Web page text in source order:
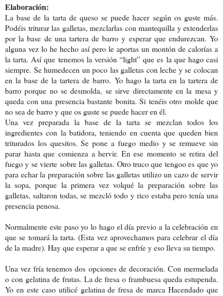
Elaboración:
La base de la tarta de queso se puede hacer según os guste más.
Podéis triturar las galletas, mezclarlas con mantequilla y extenderlas
por la base de una tartera de barro y esperar que endurezcan. Yo
alguna vez lo he hecho así pero le aportas un montón de calorías a
la tarta. Así que tenemos la versión “light” que es la que hago casi
siempre. Se humedecen un poco las galletas con leche y se colocan
en la base de la tartera de barro. Yo hago la tarta en la tartera de
barro porque no se desmolda, se sirve directamente en la mesa y
queda con una presencia bastante bonita. Si tenéis otro molde que
no sea de barro y que os guste se puede hacer en él.
Una vez preparada la base de la tarta se mezclan todos los
ingredientes con la batidora, teniendo en cuenta que queden bien
triturados los quesitos. Se pone a fuego medio y se remueve sin
parar hasta que comienza a hervir. En ese momento se retira del
fuego y se vierte sobre las galletas. Otro truco que tengoo es que yo
para echar la preparación sobre las galletas utilizo un cazo de servir
la sopa, porque la primera vez volqué la preparación sobre las
galletas, saltaron todas, se mezcló todo y rico estaba pero tenía una
presencia penosa.
Normalmente este paso yo lo hago el día previo a la celebración en
que se tomará la tarta. (Esta vez aprovechamos para celebrar el día
de la madre). Hay que esperar a que se enfríe y eso lleva su tiempo.
Una vez fría tenemos dos opciones de decoración. Con mermelada
o con gelatina de frutas. La de fresa o frambuesa queda estupenda.
Yo en este caso utilicé gelatina de fresa de marca Hacendado que